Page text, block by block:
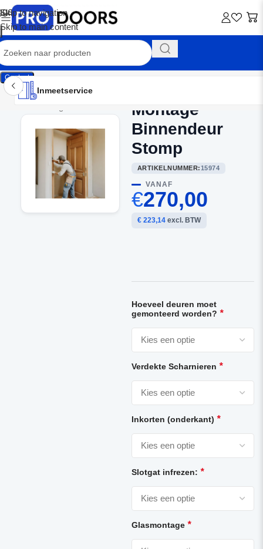
Skip to navigation
Skip to main content
Contact
Inmeetservice
Montageservice
Advies op maat
Showroom
Inmeetservice
Montage
Binnendeur
Stomp
ARTIKELNUMMER:15974
VANAF
€270,00
€ 223,14excl. BTW
Hoeveel deuren moet
gemonteerd worden? *
Verdekte Scharnieren *
Inkorten (onderkant) *
Slotgat infrezen: *
Glasmontage *